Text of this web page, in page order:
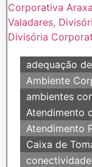
adequação
Ambiente
ambientes
Atendimento
Atendimento
Caixa de